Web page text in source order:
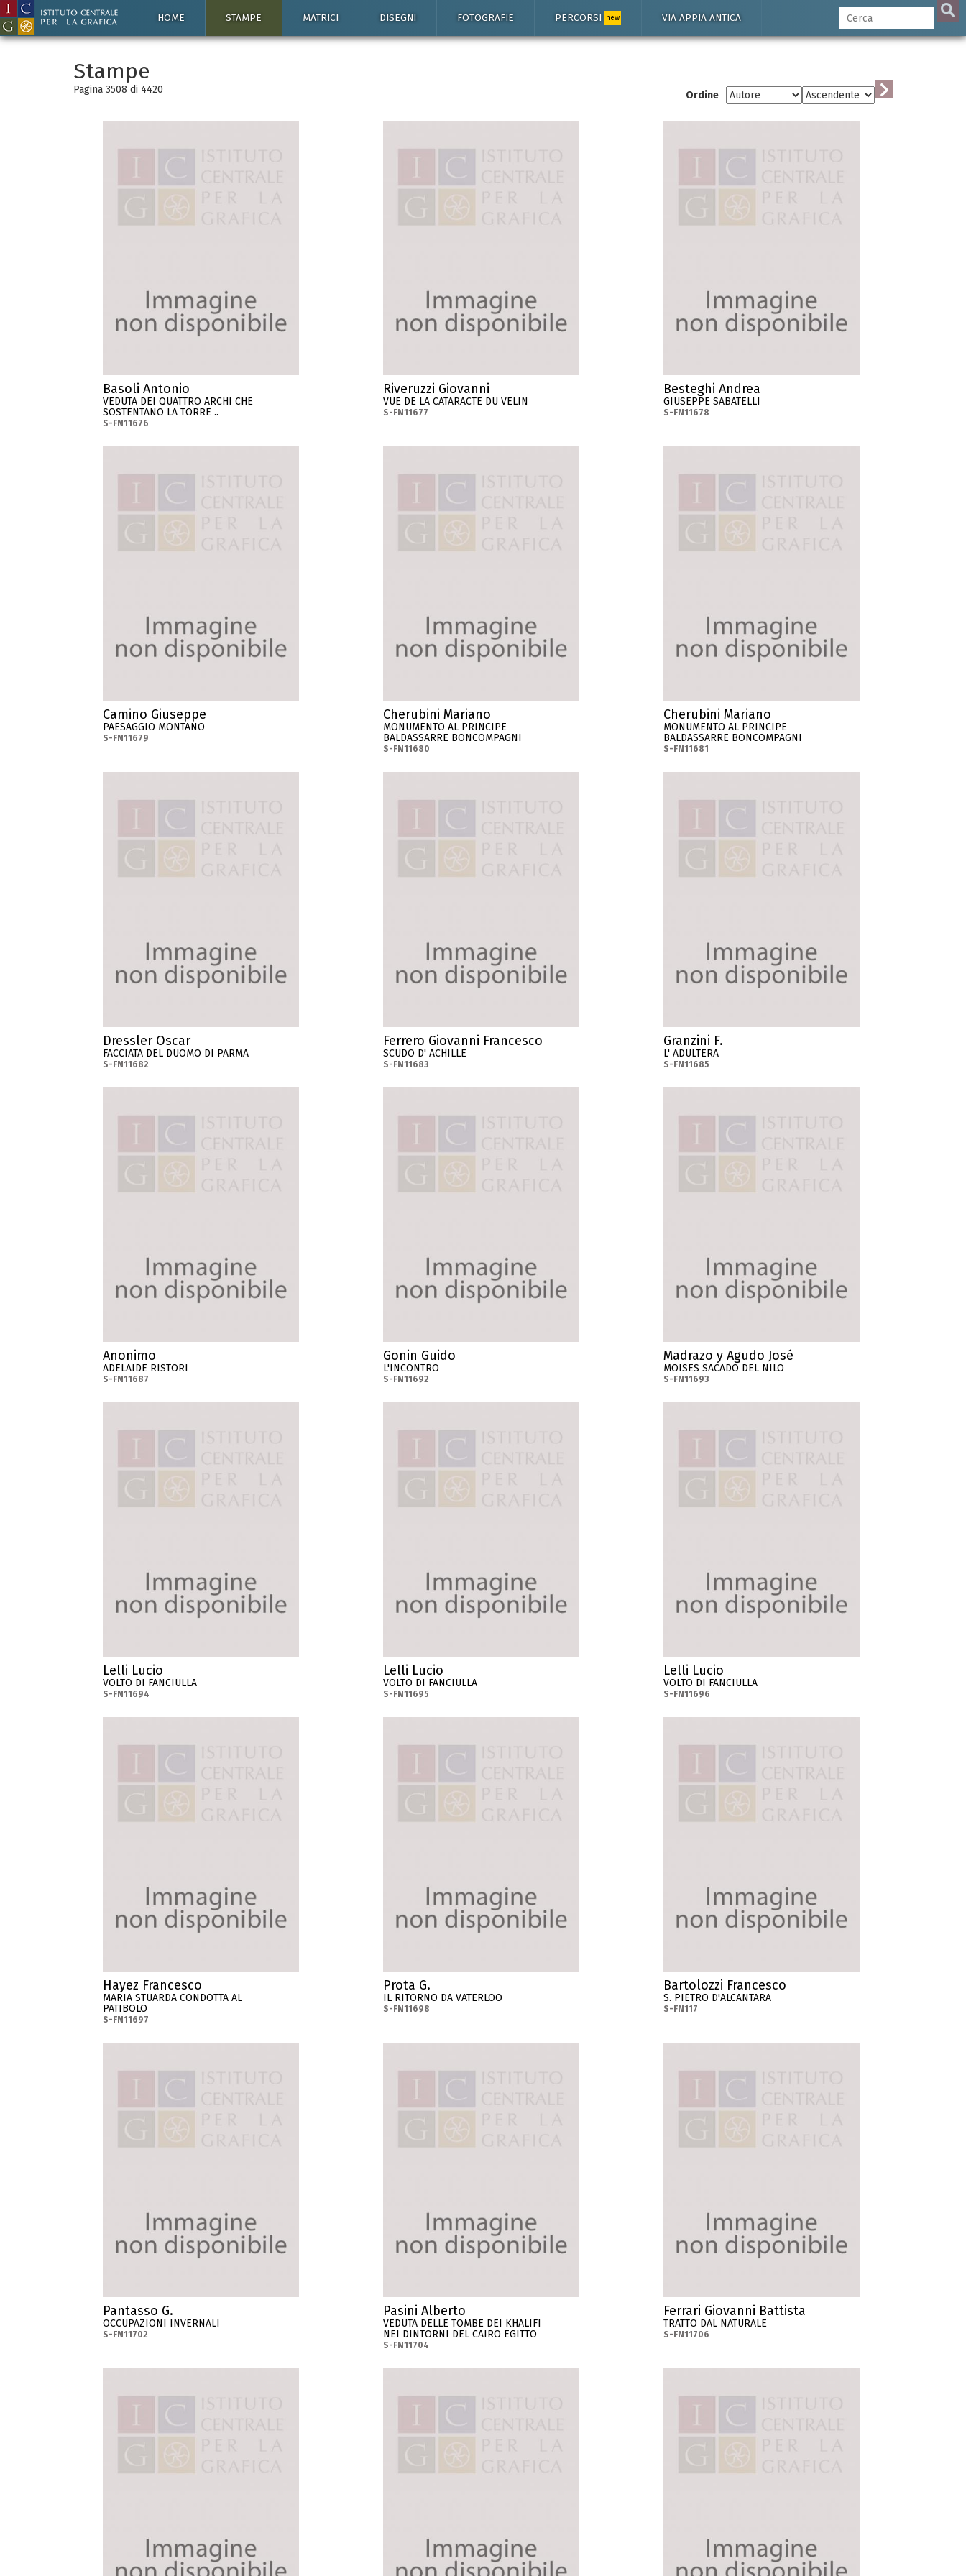
HOME STAMPE MATRICI DISEGNI FOTOGRAFIE PERCORSI new VIA APPIA ANTICA
Stampe
Pagina 3508 di 4420 Ordine
Basoli Antonio
VEDUTA DEI QUATTRO ARCHI CHE
SOSTENTANO LA TORRE ..
S-FN11676
Riveruzzi Giovanni
VUE DE LA CATARACTE DU VELIN
S-FN11677
Besteghi Andrea
GIUSEPPE SABATELLI
S-FN11678
Camino Giuseppe
PAESAGGIO MONTANO
S-FN11679
Cherubini Mariano
MONUMENTO AL PRINCIPE
BALDASSARRE BONCOMPAGNI
S-FN11680
Cherubini Mariano
MONUMENTO AL PRINCIPE
BALDASSARRE BONCOMPAGNI
S-FN11681
Dressler Oscar
FACCIATA DEL DUOMO DI PARMA
S-FN11682
Ferrero Giovanni Francesco
SCUDO D' ACHILLE
S-FN11683
Granzini F.
L' ADULTERA
S-FN11685
Anonimo
ADELAIDE RISTORI
S-FN11687
Gonin Guido
L'INCONTRO
S-FN11692
Madrazo y Agudo José
MOISES SACADO DEL NILO
S-FN11693
Lelli Lucio
VOLTO DI FANCIULLA
S-FN11694
Lelli Lucio
VOLTO DI FANCIULLA
S-FN11695
Lelli Lucio
VOLTO DI FANCIULLA
S-FN11696
Hayez Francesco
MARIA STUARDA CONDOTTA AL
PATIBOLO
S-FN11697
Prota G.
IL RITORNO DA VATERLOO
S-FN11698
Bartolozzi Francesco
S. PIETRO D'ALCANTARA
S-FN117
Pantasso G.
OCCUPAZIONI INVERNALI
S-FN11702
Pasini Alberto
VEDUTA DELLE TOMBE DEI KHALIFI
NEI DINTORNI DEL CAIRO EGITTO
S-FN11704
Ferrari Giovanni Battista
TRATTO DAL NATURALE
S-FN11706